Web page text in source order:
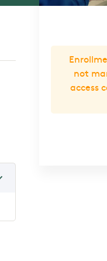
not
access